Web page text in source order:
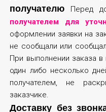
получателю
Перед
получателем для
оформлении заявки на
не сообщали или
При выполнении заказа
один либо несколько
получателем, не
заказчике.
Доставку без